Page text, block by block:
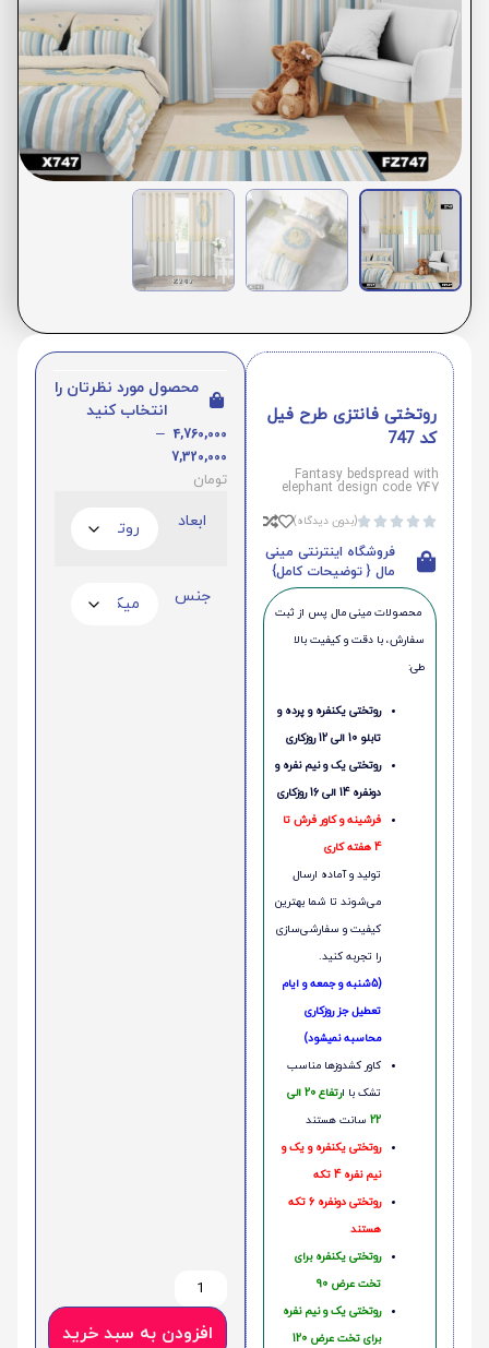
روتختی فانتزی طرح فیل
کد 747
Fantasy bedspread with
elephant design code 747




(بدون دیدگاه)
فروشگاه اینترنتی مینی
مال { توضیحات کامل}
محصولات مینی‌ مال پس از ثبت
سفارش، با دقت و کیفیت بالا
طی:
روتختی یکنفره و پرده و
تابلو 10 الی 12 روزکاری
روتختی یک و نیم نفره و
دونفره 14 الی 16 روزکاری
فرشینه و کاور فرش تا
4 هفته کاری
تولید و آماده ارسال
می‌شوند تا شما بهترین
کیفیت و سفارشی‌سازی
را تجربه کنید.
(5شنبه و جمعه و ایام
تعطیل جز روزکاری
محاسبه نمیشود)
کاور کشدوزها مناسب
تشک با ا
رتفاع 20 الی
22 سانت هستند
روتختی یکنفره و یک و
نیم نفره 4 تکه
روتختی دونفره 6 تکه
هستند
روتختی یکنفره برای
تخت عرض 90
روتختی یک و نیم نفره
برای تخت عرض 120
محصول مورد نظرتان را
انتخاب کنید
4,760,000
–
7,320,000
تومان
ابعاد
جنس
افزودن به سبد خرید